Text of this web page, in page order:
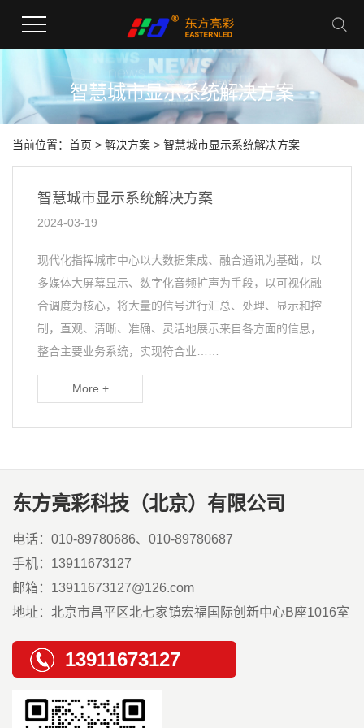
智慧城市显示系统解决方案
当前位置： 首页 > 解决方案 > 智慧城市显示系统解决方案
智慧城市显示系统解决方案
2024-03-19
现代化指挥城市中心以大数据集成、融合通讯为基础，以
多媒体大屏幕显示、数字化音频扩声为手段，以可视化融
合调度为核心，将大量的信号进行汇总、处理、显示和控
制，直观、清晰、准确、灵活地展示来自各方面的信息，
整合主要业务系统，实现符合业……
More +
东方亮彩科技（北京）有限公司
电话：010-89780686、010-89780687
手机：13911673127
邮箱：13911673127@126.com
地址：北京市昌平区北七家镇宏福国际创新中心B座1016室
13911673127